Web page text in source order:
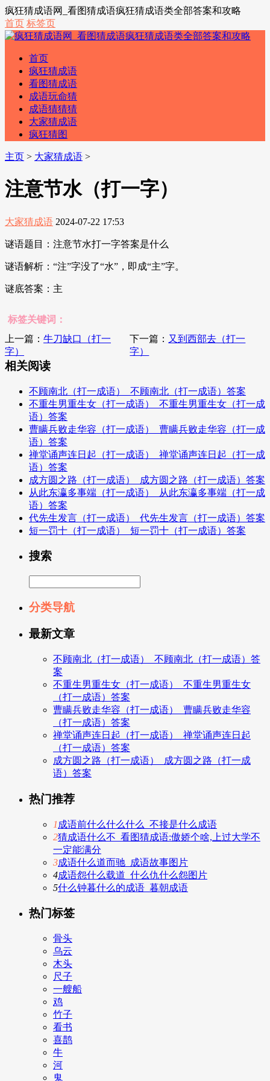
疯狂猜成语网_看图猜成语疯狂猜成语类全部答案和攻略
首页 标签页
首页
疯狂猜成语
看图猜成语
成语玩命猜
成语猜猜猜
大家猜成语
疯狂猜图
主页 > 大家猜成语 >
注意节水（打一字）
大家猜成语 2024-07-22 17:53
谜语题目：注意节水打一字答案是什么
谜语解析：“注”字没了“水”，即成“主”字。
谜底答案：主
标签关键词：
上一篇： 牛刀缺口（打一
字）
下一篇： 又到西部去（打一
字）
相关阅读
不顾南北（打一成语）_不顾南北（打一成语）答案
不重生男重生女（打一成语）_不重生男重生女（打一成
语）答案
曹瞒兵败走华容（打一成语）_曹瞒兵败走华容（打一成
语）答案
禅堂诵声连日起（打一成语）_禅堂诵声连日起（打一成
语）答案
成方圆之路（打一成语）_成方圆之路（打一成语）答案
从此东瀛多事端（打一成语）_从此东瀛多事端（打一成
语）答案
代先生发言（打一成语）_代先生发言（打一成语）答案
短一罚十（打一成语）_短一罚十（打一成语）答案
搜索
分类导航
最新文章
不顾南北（打一成语）_不顾南北（打一成语）答
案
不重生男重生女（打一成语）_不重生男重生女
（打一成语）答案
曹瞒兵败走华容（打一成语）_曹瞒兵败走华容
（打一成语）答案
禅堂诵声连日起（打一成语）_禅堂诵声连日起
（打一成语）答案
成方圆之路（打一成语）_成方圆之路（打一成
语）答案
热门推荐
1 成语前什么什么什么_不接是什么成语
2猜成语什么不_看图猜成语:傲娇个啥,上过大学不
一定能满分
3成语什么道而驰_成语故事图片
4成语怨什么载道_什么仇什么怨图片
5什么钟暮什么的成语_暮朝成语
热门标签
骨头
乌云
木头
尺子
一艘船
鸡
竹子
看书
喜鹊
牛
河
鬼